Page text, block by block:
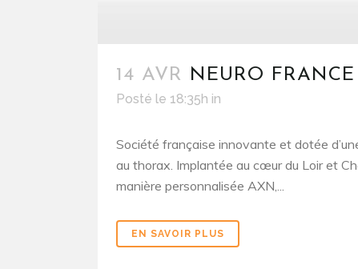
14 AVR NEURO FRANCE
Posté le 18:35h in
Société française innovante et dotée
au thorax. Implantée au cœur du Loir et
manière personnalisée AXN,...
EN SAVOIR PLUS